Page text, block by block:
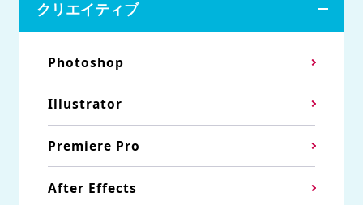
クリエイティブ
Photoshop
Illustrator
Premiere Pro
After Effects